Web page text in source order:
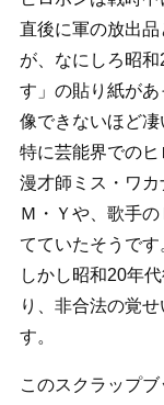
直後に軍の放出
が、なにしろ昭
す」の貼り紙が
像できないほど
特に芸能界での
漫才師ミス・ワ
Ｍ・Ｙや、歌手
てていたそうです
しかし昭和20年
り、非合法の覚
す。
このスクラップ